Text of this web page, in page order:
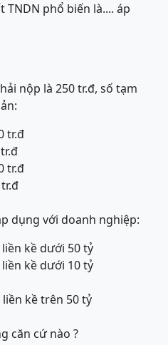
phổ biến là.... áp
nộp là 250 tr.đ, số tạm
tr.đ
tr.đ
dụng với doanh nghiệp:
kề dưới 50 tỷ
kề dưới 10 tỷ
kề trên 50 tỷ
căn cứ nào ?